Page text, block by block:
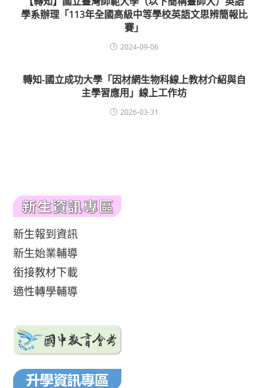
學系辦理「113年全國高級中等學校英語文思辨簡報比
賽」
2024-09-06
轉知-國立成功大學「因材網生物科線上教材介紹與自
主學習應用」線上工作坊
2026-03-31
新生報到資訊
新生始業輔導
銜接教材下載
適性轉學輔導